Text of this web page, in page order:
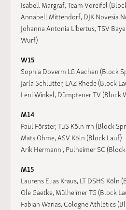
Isabell Margraf, Team Voreifel
Annabell Mittendorf, DJK Novesia
Johanna Antonia Libertus, TSV
Wurf)
W15
Sophia Doverm LG Aachen (Block
Jarla Schlütter, LAZ Rhede (Block
Leni Winkel, Dümptener TV (Block
M14
Paul Förster, TuS Köln rrh (Block
Mats Ohme, ASV Köln (Block Lauf)
Arik Hermanni, Pulheimer SC
M15
Laurens Elias Kraus, LT DSHS Köln
Ole Gaetke, Mülheimer TG (Block
Fabian Warias, Cologne Athletics